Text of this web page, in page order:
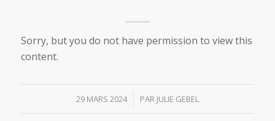
Sorry, but you do not have permission to view this
content.
29 MARS 2024
/ PAR JULIE GEBEL